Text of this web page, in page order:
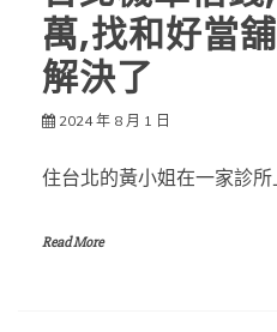
萬,找和好當
解決了
2024 年 8 月 1 日
住台北的黃小姐在一家診
Read More